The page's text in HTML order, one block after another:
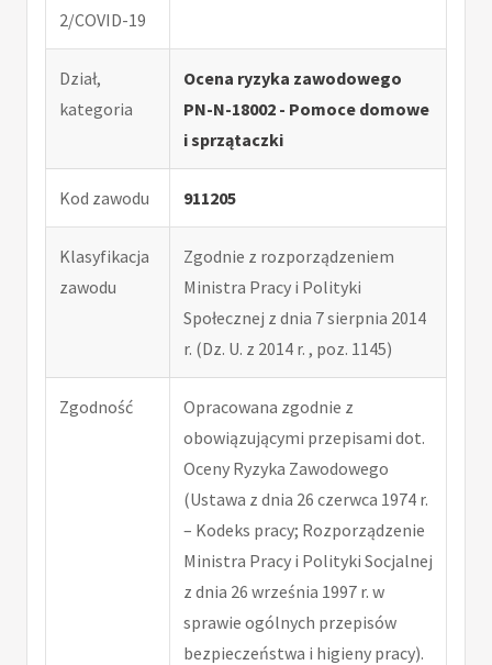
2/COVID-19
Dział,
kategoria
Ocena ryzyka zawodowego
PN-N-18002 - Pomoce domowe
i sprzątaczki
Kod zawodu 911205
Klasyfikacja
zawodu
Zgodnie z rozporządzeniem
Ministra Pracy i Polityki
Społecznej z dnia 7 sierpnia 2014
r. (Dz. U. z 2014 r. , poz. 1145)
Zgodność
Opracowana zgodnie z
obowiązującymi przepisami dot.
Oceny Ryzyka Zawodowego
(Ustawa z dnia 26 czerwca 1974 r.
– Kodeks pracy; Rozporządzenie
Ministra Pracy i Polityki Socjalnej
z dnia 26 września 1997 r. w
sprawie ogólnych przepisów
bezpieczeństwa i higieny pracy).